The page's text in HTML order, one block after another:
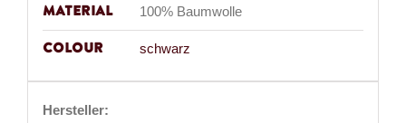
Material 100% Baumwolle
Colour schwarz
Hersteller: